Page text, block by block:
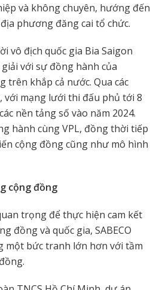
và không chuyên, hướng đến
phương đăng cai tổ chức.
vô địch quốc gia Bia Saigon
với sự đồng hành của
trên khắp cả nước. Qua các
với mạng lưới thi đấu phủ tới 8
nền tảng số vào năm 2024.
hành cùng VPL, đồng thời tiếp
cộng đồng cũng như mô hình
cộng đồng
trọng để thực hiện cam kết
đồng và quốc gia, SABECO
một bức tranh lớn hơn với tầm